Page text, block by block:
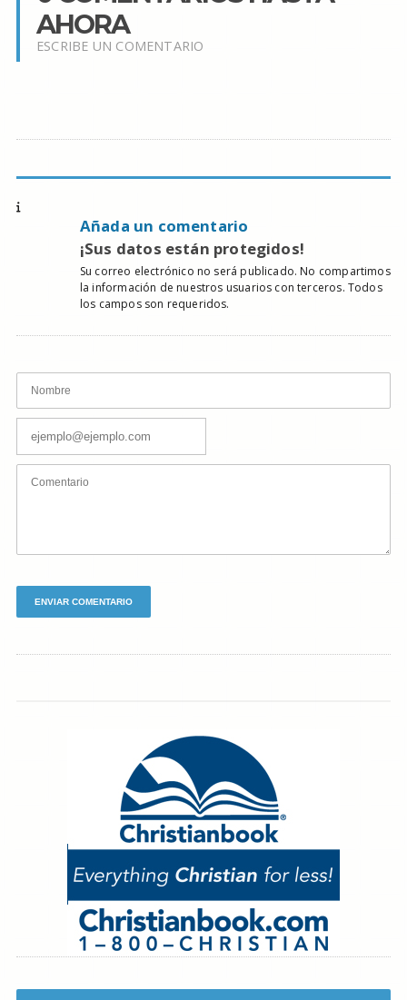
AHORA
ESCRIBE UN COMENTARIO
Añada un comentario
¡Sus datos están protegidos!
Su correo electrónico no será publicado. No compartimos
la información de nuestros usuarios con terceros. Todos
los campos son requeridos.